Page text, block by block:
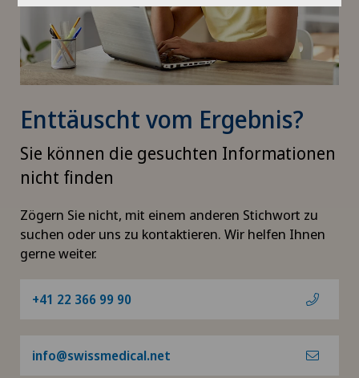
Enttäuscht vom Ergebnis?
Sie können die gesuchten Informationen
nicht finden
Zögern Sie nicht, mit einem anderen Stichwort zu
suchen oder uns zu kontaktieren. Wir helfen Ihnen
gerne weiter.
+41 22 366 99 90
info@swissmedical.net